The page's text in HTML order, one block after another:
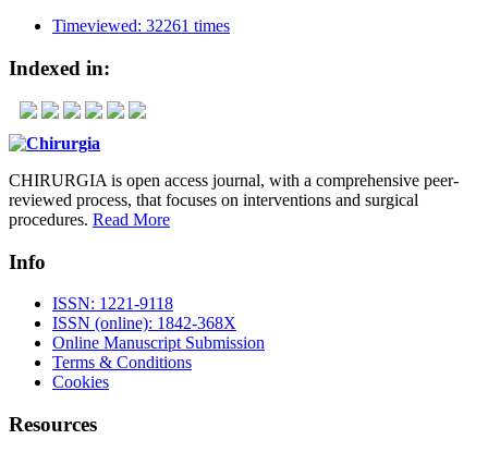
Timeviewed: 32261 times
Indexed in:
CHIRURGIA is open access journal, with a comprehensive peer-
reviewed process, that focuses on interventions and surgical
procedures. Read More
Info
ISSN: 1221-9118
ISSN (online): 1842-368X
Online Manuscript Submission
Terms & Conditions
Cookies
Resources